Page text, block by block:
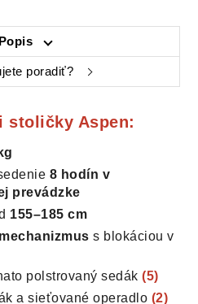
Popis
poradiť?
stoličky Aspen:
8 hodín v
prevádzke
155–185 cm
s blokáciou v
polstrovaný sedák (5)
a sieťované operadlo (2)